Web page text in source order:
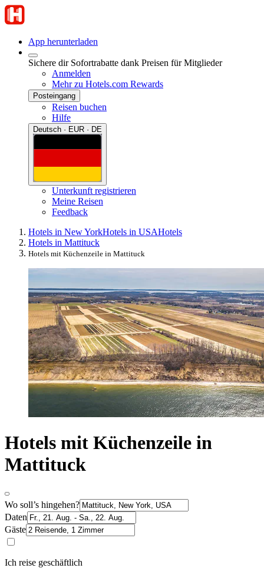
App herunterladen
Sichere dir Sofortrabatte dank Preisen für Mitglieder
Anmelden
Mehr zu Hotels.com Rewards
Posteingang
Reisen buchen
Hilfe
Deutsch · EUR · DE
Unterkunft registrieren
Meine Reisen
Feedback
Hotels in New YorkHotels in USAHotels
Hotels in Mattituck
Hotels mit Küchenzeile in Mattituck
Hotels mit Küchenzeile in
Mattituck
Wo soll’s hingehen?
Daten
Gäste
Ich reise geschäftlich